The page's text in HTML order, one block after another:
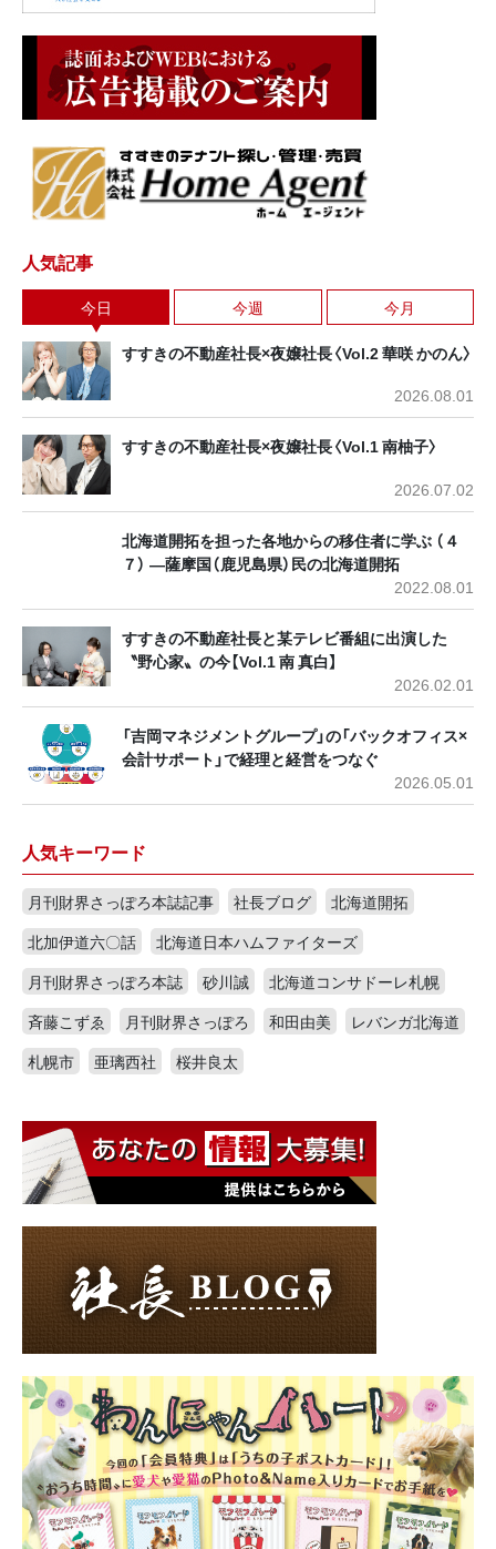
人気記事
今日 今週 今月
すすきの不動産社長×夜嬢社長〈Vol.2 華咲 かのん〉
2026.08.01
すすきの不動産社長×夜嬢社長〈Vol.1 南柚子〉
2026.07.02
北海道開拓を担った各地からの移住者に学ぶ （４
７） ―薩摩国（鹿児島県）民の北海道開拓
2022.08.01
すすきの不動産社長と某テレビ番組に出演した
〝野心家〟の今【Vol.1 南 真白】
2026.02.01
「吉岡マネジメントグループ」の「バックオフィス×
会計サポート」で経理と経営をつなぐ
2026.05.01
人気キーワード
月刊財界さっぽろ本誌記事 社長ブログ
北海道開拓
北加伊道六〇話
北海道日本ハムファイターズ
月刊財界さっぽろ本誌
砂川誠
北海道コンサドーレ札幌
斉藤こずゑ
月刊財界さっぽろ 和田由美
レバンガ北海道
札幌市
亜璃西社 桜井良太